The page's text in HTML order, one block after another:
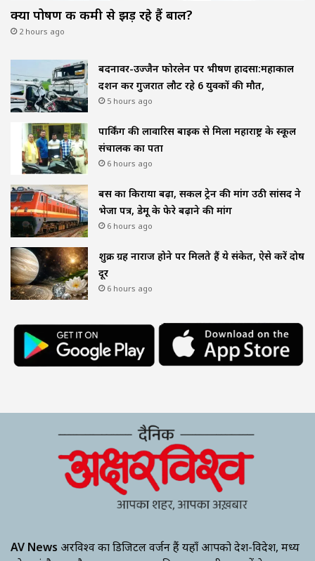
क्या पोषण की कमी से झड़ रहे हैं बाल?
2 hours ago
बदनावर-उज्जैन फोरलेन पर भीषण हादसा:महाकाल
दर्शन कर गुजरात लौट रहे 6 युवकों की मौत,
5 hours ago
पार्किंग की लावारिस बाइक से मिला महाराष्ट्र के स्कूल
संचालक का पता
6 hours ago
बस का किराया बढ़ा, सर्कल ट्रेन की मांग उठी सांसद ने
भेजा पत्र, डेमू के फेरे बढ़ाने की मांग
6 hours ago
शुक्र ग्रह नाराज होने पर मिलते हैं ये संकेत, ऐसे करें दोष
दूर
6 hours ago
AV News अक्षरविश्व का डिजिटल वर्जन हैं यहाँ आपको देश-विदेश, मध्य